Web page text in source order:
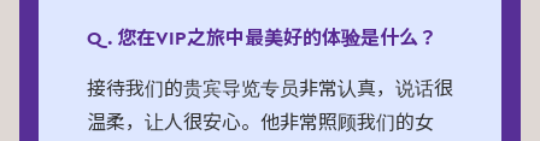
Q. 您在VIP之旅中最美好的体验是什么？
接待我们的贵宾导览专员非常认真，说话很
温柔，让人很安心。他非常照顾我们的女